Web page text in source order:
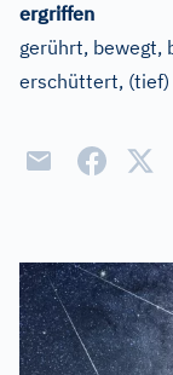
ergriffen
gerührt, bewegt,
erschüttert,